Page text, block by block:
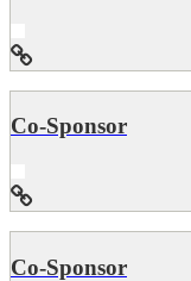
Co-Sponsor
Co-Sponsor